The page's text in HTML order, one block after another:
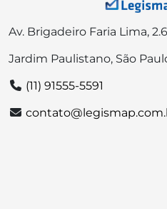
Av. Brigadeiro Faria Lima,
Jardim Paulistano, São
(11) 91555-5591